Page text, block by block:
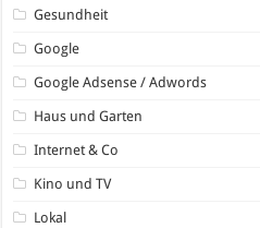
Gesundheit
Google
Google Adsense / Adwords
Haus und Garten
Internet & Co
Kino und TV
Lokal